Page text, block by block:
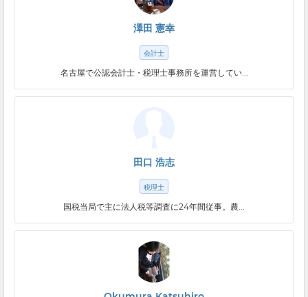
澤田 憲幸
会計士
名古屋で公認会計士・税理士事務所を運営してい...
田口 浩志
税理士
国税当局で主に法人税等調査に24年間従事。農...